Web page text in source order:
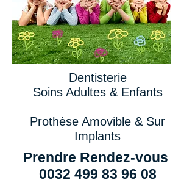
Dentisterie
Soins Adultes & Enfants
Prothèse Amovible & Sur
Implants
Prendre Rendez-vous
0032 499 83 96 08